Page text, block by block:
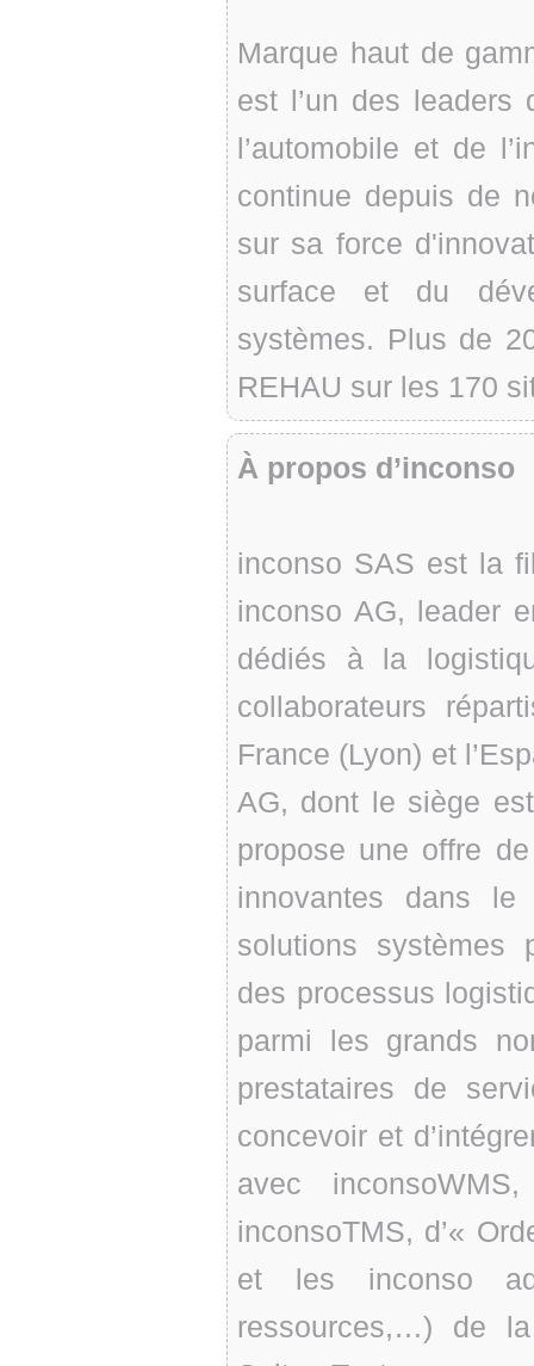
Marque haut de
est l’un des leaders
l’automobile et de
continue depuis de
sur sa force
surface et du
systèmes. Plus de
REHAU sur les 170
À propos d’inconso
inconso SAS est la
inconso AG, leader
dédiés à la
collaborateurs
France (Lyon) et
AG, dont le siège
propose une offre
innovantes dans
solutions systèmes
des processus
parmi les grands
prestataires de
concevoir et
avec
inconsoTMS, d’«
et les inconso
ressources,…) de